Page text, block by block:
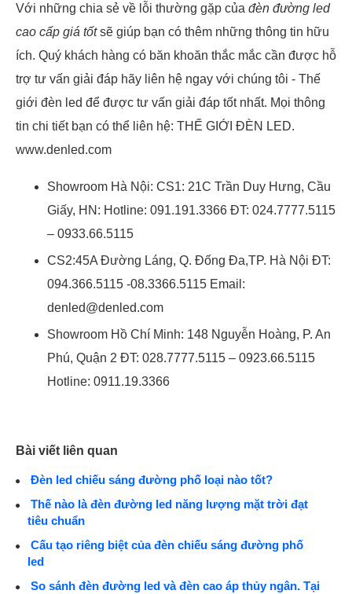
Với những chia sẻ về lỗi thường gặp của đèn đường led
cao cấp giá tốtsẽ giúp bạn có thêm những thông tin hữu
ích. Quý khách hàng có băn khoăn thắc mắc cần được hỗ
trợ tư vấn giải đáp hãy liên hệ ngay với chúng tôi - Thế
giới đèn led để được tư vấn giải đáp tốt nhất. Mọi thông
tin chi tiết bạn có thể liên hệ: THẾ GIỚI ĐÈN LED.
www.denled.com
Showroom Hà Nội: CS1: 21C Trần Duy Hưng, Cầu
Giấy, HN: Hotline: 091.191.3366 ĐT: 024.7777.5115
– 0933.66.5115
CS2:45A Đường Láng, Q. Đống Đa,TP. Hà Nội ĐT:
094.366.5115 -08.3366.5115 Email:
denled@denled.com
Showroom Hồ Chí Minh: 148 Nguyễn Hoàng, P. An
Phú, Quận 2 ĐT: 028.7777.5115 – 0923.66.5115
Hotline: 0911.19.3366
Bài viết liên quan
Đèn led chiếu sáng đường phố loại nào tốt?
Thế nào là đèn đường led năng lượng mặt trời đạt
tiêu chuẩn
Cấu tạo riêng biệt của đèn chiếu sáng đường phố
led
So sánh đèn đường led và đèn cao áp thủy ngân. Tại